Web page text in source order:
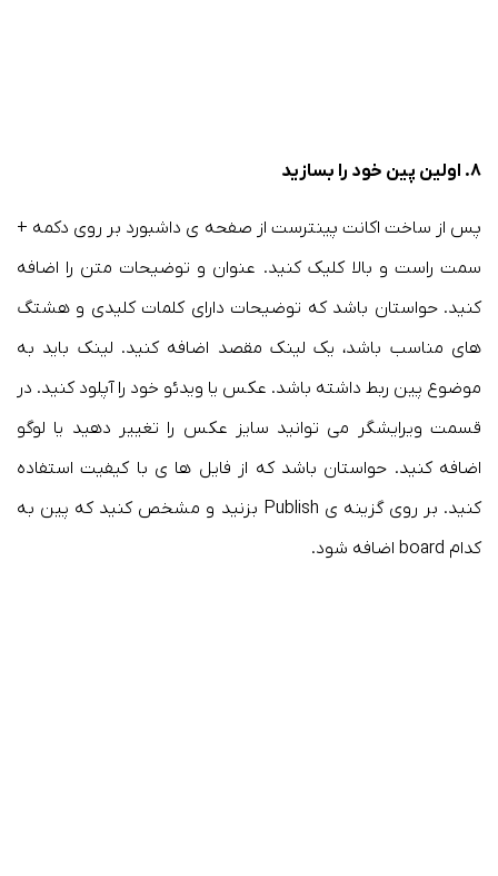
۸. اولین پین خود را بسازید
پس از ساخت اکانت پینترست از صفحه ی داشبورد بر روی دکمه +
سمت راست و بالا کلیک کنید. عنوان و توضیحات متن را اضافه
کنید. حواستان باشد که توضیحات دارای کلمات کلیدی و هشتگ
های مناسب باشد، یک لینک مقصد اضافه کنید. لینک باید به
موضوع پین ربط داشته باشد. عکس یا ویدئو خود را آپلود کنید. در
قسمت ویرایشگر می توانید سایز عکس را تغییر دهید یا لوگو
اضافه کنید. حواستان باشد که از فایل ها ی با کیفیت استفاده
کنید. بر روی گزینه ی Publish بزنید و مشخص کنید که پین به
کدام board اضافه شود.